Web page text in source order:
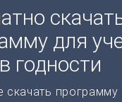
для
годности
программу